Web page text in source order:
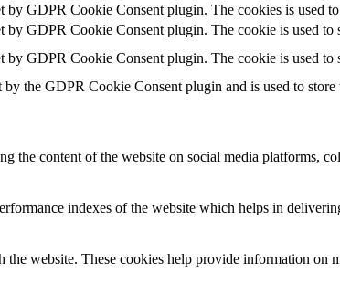
by GDPR Cookie Consent plugin. The cookies is used
by GDPR Cookie Consent plugin. The cookie is used to
by GDPR Cookie Consent plugin. The cookie is used
by the GDPR Cookie Consent plugin and is used to
the content of the website on social media platforms,
indexes of the website which helps in
website. These cookies help provide information on